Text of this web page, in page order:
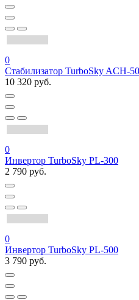
0
Стабилизатор TurboSky ACH-
10 320 руб.
0
Инвертор TurboSky PL-300
2 790 руб.
0
Инвертор TurboSky PL-500
3 790 руб.